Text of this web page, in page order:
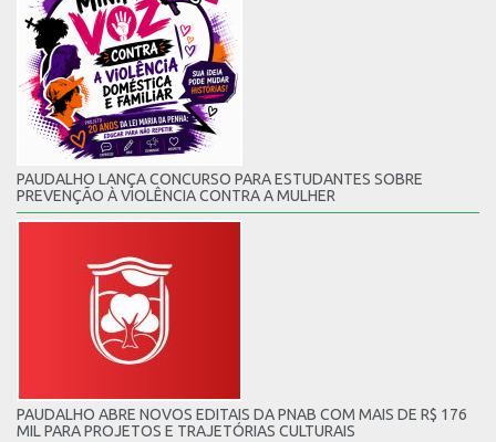
PAUDALHO LANÇA CONCURSO PARA ESTUDANTES SOBRE
PREVENÇÃO À VIOLÊNCIA CONTRA A MULHER
PAUDALHO ABRE NOVOS EDITAIS DA PNAB COM MAIS DE R$ 176
MIL PARA PROJETOS E TRAJETÓRIAS CULTURAIS